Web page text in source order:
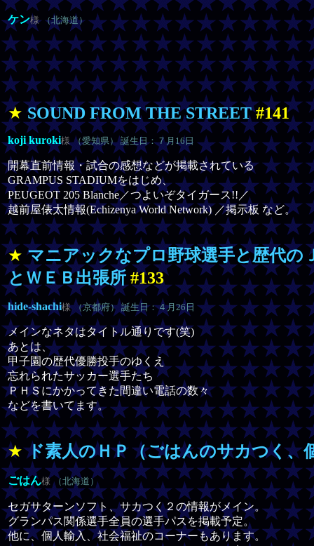
ケン様 （北海道）
★SOUND FROM THE STREET #141
koji kuroki様 （愛知県） 誕生日：７月16日
開幕直前情報・試合の感想などが掲載されている
GRAMPUS STADIUMをはじめ、
PEUGEOT 205 Blanche／つよいぞタイガース!!／
越前屋俵太情報(Echizenya World Network) ／掲示板 など。
★マニアックなプロ野球選手と歴代の
とＷＥＢ出張所 #133
hide-shachi様 （京都府） 誕生日：４月26日
メインなネタはタイトル通りです(笑)
あとは、
甲子園の歴代優勝投手のゆくえ
忘れられたサッカー選手たち
ＰＨＳにかかってきた間違い電話の数々
などを書いてます。
★ド素人のＨＰ（ごはんのサカつく、
ごはん様 （北海道）
セガサターンソフト、サカつく２の情報がメイン。
グランパス関係選手全員の選手パスを掲載予定。
他に、個人輸入、社会福祉のコーナーもあります。